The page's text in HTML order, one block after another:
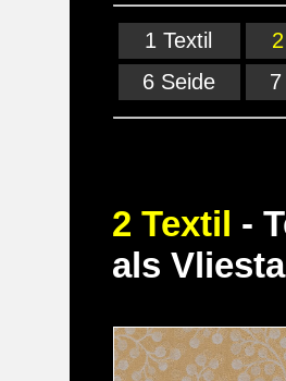
1 Textil
6 Seide
2 Textil -
als